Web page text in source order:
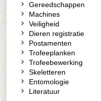
Gereedschappen
Machines
Veiligheid
Dieren registratie
Postamenten
Trofeeplanken
Trofeebewerking
Skeletteren
Entomologie
Literatuur